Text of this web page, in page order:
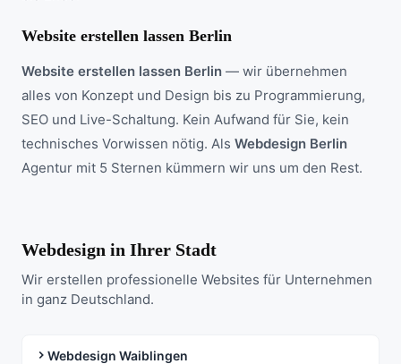
Website erstellen lassen Berlin
Website erstellen lassen Berlin — wir übernehmen
alles von Konzept und Design bis zu Programmierung,
SEO und Live-Schaltung. Kein Aufwand für Sie, kein
technisches Vorwissen nötig. Als Webdesign Berlin
Agentur mit 5 Sternen kümmern wir uns um den Rest.
Webdesign in Ihrer Stadt
Wir erstellen professionelle Websites für Unternehmen
in ganz Deutschland.
Webdesign Waiblingen